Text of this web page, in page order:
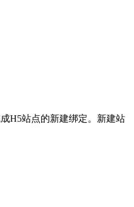
H5站点的新建绑定。新建站